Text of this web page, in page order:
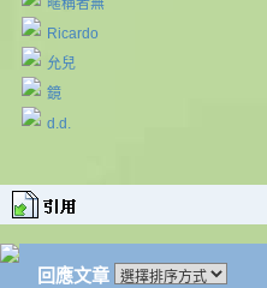
暱稱者無
Ricardo
允兒
鏡
d.d.
回應文章